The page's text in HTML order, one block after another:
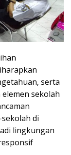
serta
sekolah
di
lingkungan